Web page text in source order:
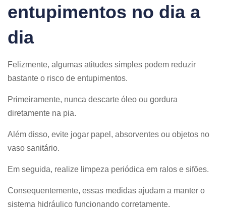
entupimentos no dia a
dia
Felizmente, algumas atitudes simples podem reduzir
bastante o risco de entupimentos.
Primeiramente, nunca descarte óleo ou gordura
diretamente na pia.
Além disso, evite jogar papel, absorventes ou objetos no
vaso sanitário.
Em seguida, realize limpeza periódica em ralos e sifões.
Consequentemente, essas medidas ajudam a manter o
sistema hidráulico funcionando corretamente.